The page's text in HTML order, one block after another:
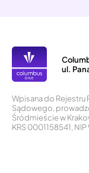
ul.
Wpisana do
Sądowego,
Śródmieście w
KRS 0001158541,